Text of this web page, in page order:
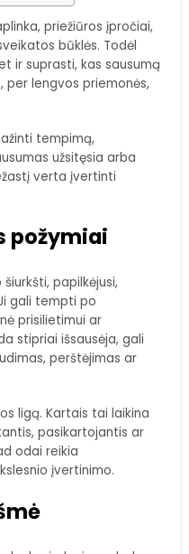
priežiūros įpročiai,
būklės. Todėl
ir suprasti, kas sausumą
per lengvos priemonės,
tempimą,
užsitęsia arba
verta įvertinti
požymiai
papilkėjusi,
gali tempti po
prisilietimui ar
stipriai išsausėja, gali
perštėjimas ar
ligą. Kartais tai laikina
pasikartojantis ar
odai reikia
įvertinimo.